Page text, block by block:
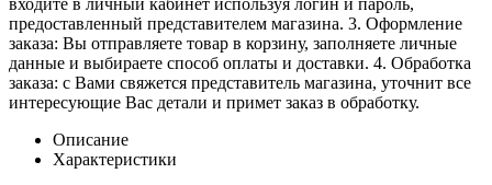
предоставленный представителем магазина. 3. Оформление
заказа: Вы отправляете товар в корзину, заполняете личные
данные и выбираете способ оплаты и доставки. 4. Обработка
заказа: с Вами свяжется представитель магазина, уточнит все
интересующие Вас детали и примет заказ в обработку.
Описание
Характеристики